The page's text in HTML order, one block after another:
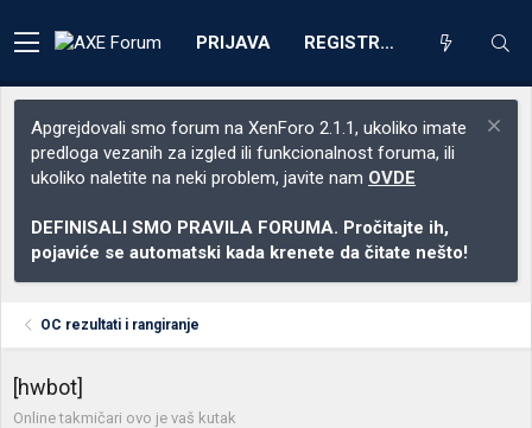
PRIJAVA REGISTRACIJA
Apgrejdovali smo forum na XenForo 2.1.1, ukoliko imate
predloga vezanih za izgled ili funkcionalnost foruma, ili
ukoliko naletite na neki problem, javite nam OVDE
DEFINISALI SMO PRAVILA FORUMA. Pročitajte ih,
pojaviće se automatski kada krenete da čitate nešto!
OC rezultati i rangiranje
[hwbot]
Online takmičari ovo je vaš kutak